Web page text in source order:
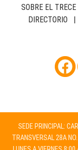
SOBRE EL TRECE
DIRECTORIO |
SEDE PRINCIPAL:
TRANSVERSAL 28A